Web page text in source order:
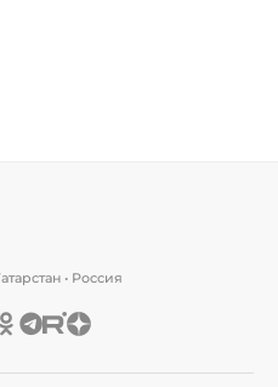
• Россия